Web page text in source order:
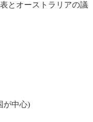
とオーストラリアの議
が中心)